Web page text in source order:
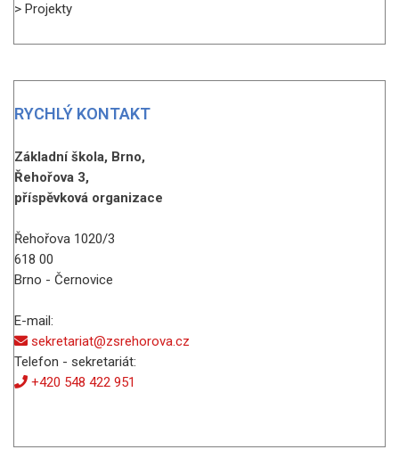
> Projekty
RYCHLÝ KONTAKT
Základní škola, Brno,
Řehořova 3,
příspěvková organizace
Řehořova 1020/3
618 00
Brno - Černovice
E-mail:
sekretariat@zsrehorova.cz
Telefon - sekretariát:
+420 548 422 951